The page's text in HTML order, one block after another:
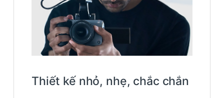
Thiết kế nhỏ, nhẹ, chắc chắn